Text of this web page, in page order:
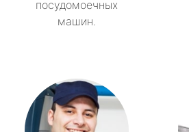
посудомоечных
машин.